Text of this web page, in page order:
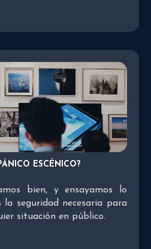
ESCÉNICO?
bien, y ensayamos lo
la seguridad necesaria para
situación en público.